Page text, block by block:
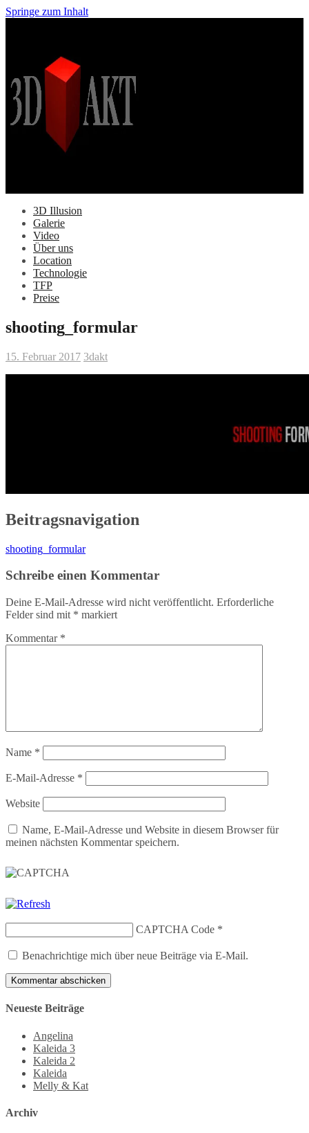
Springe zum Inhalt
3D Illusion
Galerie
Video
Über uns
Location
Technologie
TFP
Preise
shooting_formular
15. Februar 2017 3dakt
Beitragsnavigation
shooting_formular
Schreibe einen Kommentar
Deine E-Mail-Adresse wird nicht veröffentlicht. Erforderliche
Felder sind mit * markiert
Kommentar *
Name *
E-Mail-Adresse *
Website
Name, E-Mail-Adresse und Website in diesem Browser für
meinen nächsten Kommentar speichern.
CAPTCHA Code *
Benachrichtige mich über neue Beiträge via E-Mail.
Neueste Beiträge
Angelina
Kaleida 3
Kaleida 2
Kaleida
Melly & Kat
Archiv